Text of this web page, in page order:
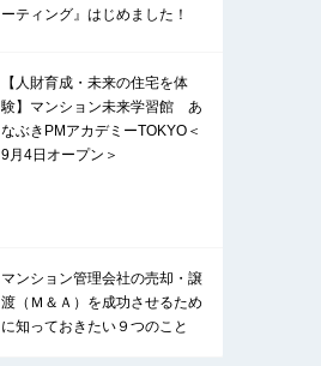
ーティング』はじめました！
【人財育成・未来の住宅を体
験】マンション未来学習館 あ
なぶきPMアカデミーTOKYO＜
9月4日オープン＞
マンション管理会社の売却・譲
渡（Ｍ＆Ａ）を成功させるため
に知っておきたい９つのこと